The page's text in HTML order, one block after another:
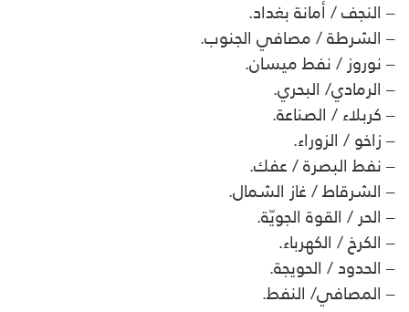
– النجف / أمانة بغداد.
– الشرطة / مصافي الجنوب.
– نوروز / نفط ميسان.
– الرمادي/ البحري.
– كربلاء / الصناعة.
– زاخو / الزوراء.
– نفط البصرة / عفك.
– الشرقاط / غاز الشمال.
– الحر / القوة الجويّة.
– الكرخ / الكهرباء.
– الحدود / الحويجة.
– المصافي/ النفط.